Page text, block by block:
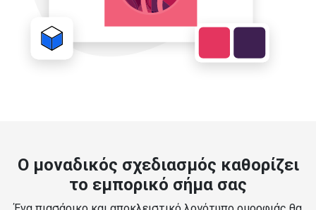
Ο μοναδικός σχεδιασμός καθορίζει
το εμπορικό σήμα σας